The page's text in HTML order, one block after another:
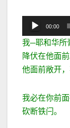
频
播
放
器
00:00
我─耶和华所
降伏在他面
他面前敞开
我必在你前
砍断铁闩。